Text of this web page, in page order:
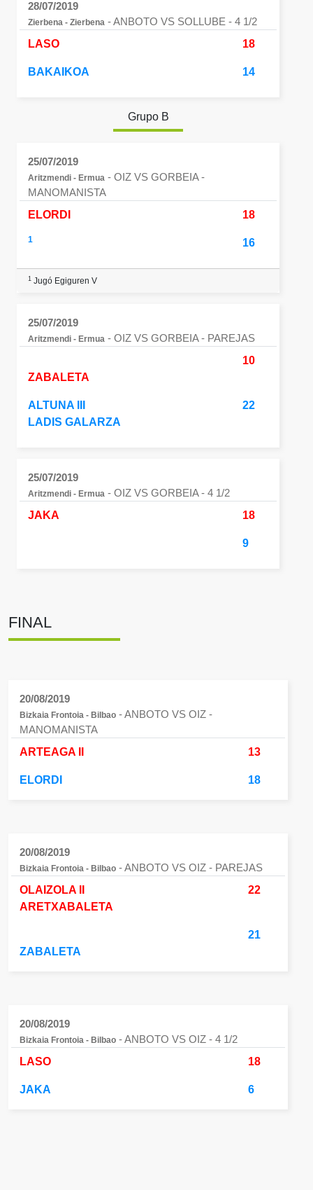
28/07/2019
Zierbena - Zierbena - ANBOTO VS SOLLUBE - 4 1/2
LASO
18
BAKAIKOA 14
Grupo B
25/07/2019
Aritzmendi - Ermua - OIZ VS GORBEIA-
MANOMANISTA
ELORDI
18
1 16
1 Jugó Egiguren V
25/07/2019
Aritzmendi - Ermua - OIZ VS GORBEIA- PAREJAS
ZABALETA
10
ALTUNA III
LADIS GALARZA
22
25/07/2019
Aritzmendi - Ermua - OIZ VS GORBEIA- 4 1/2
JAKA
18
9
FINAL
20/08/2019
Bizkaia Frontoia - Bilbao - ANBOTO VS OIZ -
MANOMANISTA
ARTEAGA II
13
ELORDI 18
20/08/2019
Bizkaia Frontoia - Bilbao - ANBOTO VS OIZ - PAREJAS
OLAIZOLA II
ARETXABALETA
22
ZABALETA
21
20/08/2019
Bizkaia Frontoia - Bilbao - ANBOTO VS OIZ - 4 1/2
LASO
18
JAKA 6